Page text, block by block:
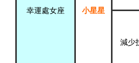
幸運處女座 小星星
減少